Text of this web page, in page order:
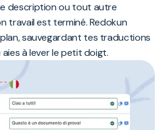
description ou tout autre
est terminé. Redokun
sauvegardant tes traductions
à lever le petit doigt.